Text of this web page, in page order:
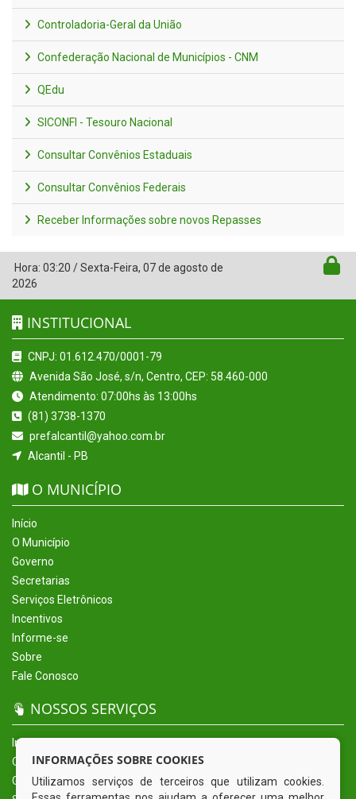
Controladoria-Geral da União
Confederação Nacional de Municípios - CNM
QEdu
SICONFI - Tesouro Nacional
Consultar Convênios Estaduais
Consultar Convênios Federais
Receber Informações sobre novos Repasses
Hora: 03:20 /Sexta-Feira, 07 de agosto de
2026
INSTITUCIONAL
CNPJ: 01.612.470/0001-79
Avenida São José, s/n, Centro, CEP: 58.460-000
Atendimento: 07:00hs às 13:00hs
(81) 3738-1370
prefalcantil@yahoo.com.br
Alcantil - PB
O MUNICÍPIO
Início
O Município
Governo
Secretarias
Serviços Eletrônicos
Incentivos
Informe-se
Sobre
Fale Conosco
NOSSOS SERVIÇOS
Início
O Município
Governo
INFORMAÇÕES SOBRE COOKIES
Utilizamos serviços de terceiros que utilizam cookies.